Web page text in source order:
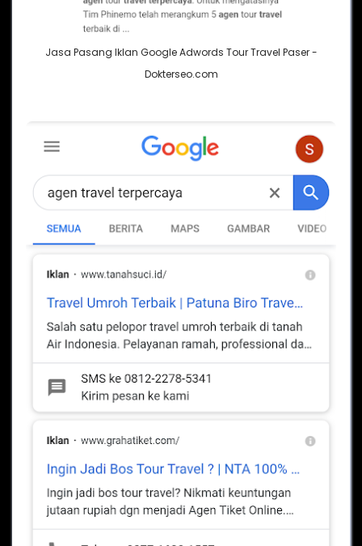
Jasa Pasang Iklan Google Adwords Tour Travel Paser -
Dokterseo.com